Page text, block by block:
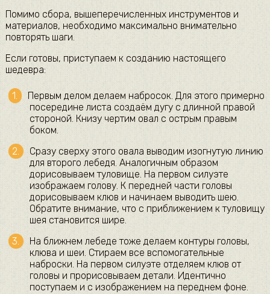
Помимо сбора, вышеперечисленных инструментов и
материалов, необходимо максимально внимательно
повторять шаги.
Если готовы, приступаем к созданию настоящего
шедевра:
Первым делом делаем набросок. Для этого примерно
посередине листа создаём дугу с длинной правой
стороной. Книзу чертим овал с острым правым
боком.
Сразу сверху этого овала выводим изогнутую линию
для второго лебедя. Аналогичным образом
дорисовываем туловище. На первом силуэте
изображаем голову. К передней части головы
дорисовываем клюв и начинаем выводить шею.
Обратите внимание, что с приближением к туловищу
шея становится шире.
На ближнем лебеде тоже делаем контуры головы,
клюва и шеи. Стираем все вспомогательные
наброски. На первом силуэте отделяем клюв от
головы и прорисовываем детали. Идентично
поступаем и с изображением на переднем фоне.